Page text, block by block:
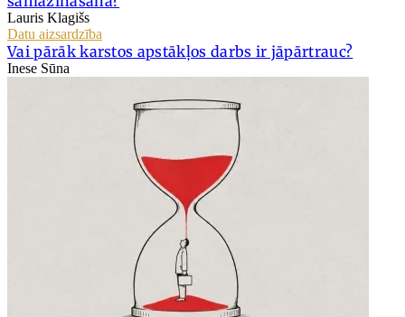
Lauris Klagišs
Datu aizsardzība
Vai pārāk karstos apstākļos darbs ir jāpārtrauc?
Inese Sūna